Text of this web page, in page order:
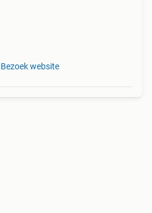
Bezoek website